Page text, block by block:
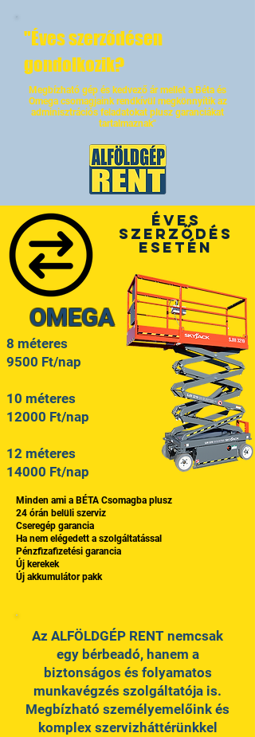
"Éves szerződésen
gondolkozik?
Megbízható gép és kedvező ár mellet a Béta és
Omega csomagjaink rendkívül megkönnyítik az
adminisztrációs feladatokat plusz garanciákat
tartalmaznak"
Éves
szerződés
esetén
OMEGA
8 méteres
9500 Ft/nap
10 méteres
12000 Ft/nap
12 méteres
14000 Ft/nap
Minden ami a BÉTA Csomagba plusz
24 órán belüli szerviz
Cseregép garancia
Ha nem elégedett a szolgáltatással
Pénzfizafizetési garancia
Új kerekek
Új akkumulátor pakk
Az ALFÖLDGÉP RENT nemcsak
egy bérbeadó, hanem a
biztonságos és folyamatos
munkavégzés szolgáltatója is.
Megbízható személyemelőink és
komplex szervizháttérünkkel